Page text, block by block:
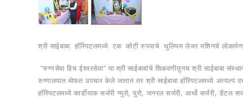
श्री साईबाबा हॉस्पिटलमध्‍ये एक कोटी रुपयाचे थुलियम लेजर मशिनचे
“रुग्‍णसेवा हिच ईश्‍वरसेवा” या श्री साईबाबांचे शिकवणीतुनच श्री साईबाबा
रुग्‍णालयात मोफत उपचार केले जातात तर श्री साईबाबा हॉस्पिटलमध्‍ये अत्‍यल्‍प
हॉस्पिटलमध्‍ये कार्डीयाक सर्जरी न्‍युरो, युरो, जनरल सर्जरी, आर्थो सर्जरी, डेंटल